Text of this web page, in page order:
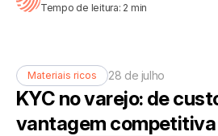
Tempo de leitura: 2 min
Materiais ricos 28 de julho
KYC no varejo: de
vantagem competitiva